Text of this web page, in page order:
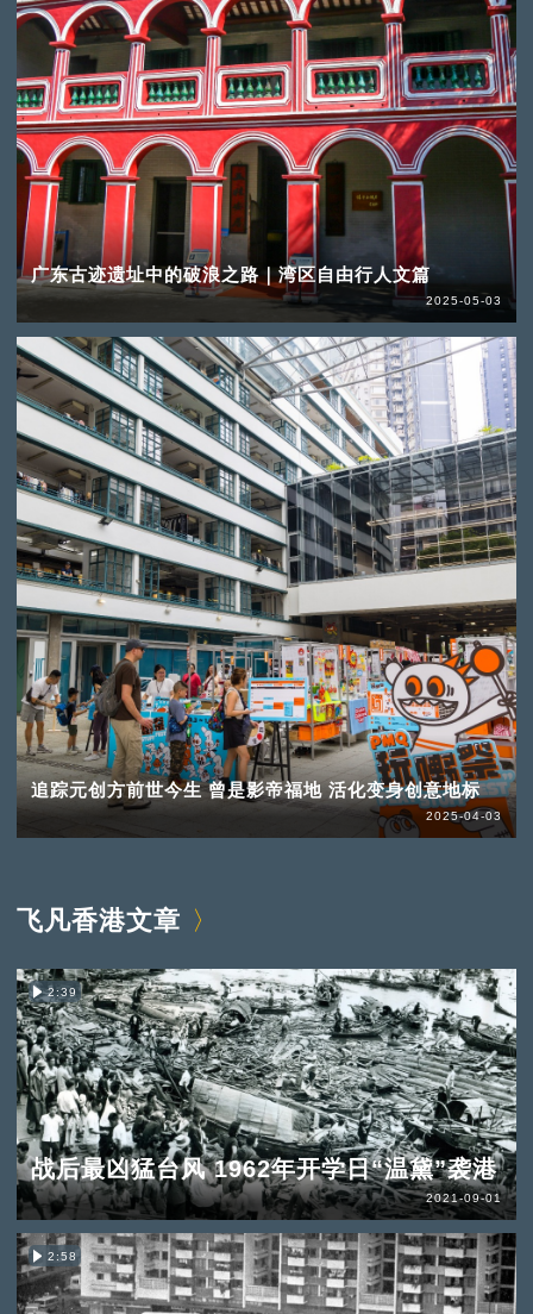
广东古迹遗址中的破浪之路｜湾区自由行人文篇
2025-05-03
追踪元创方前世今生 曾是影帝福地 活化变身创意地标
2025-04-03
飞凡香港文章
2:39
战后最凶猛台风 1962年开学日“温黛”袭港
2021-09-01
2:58